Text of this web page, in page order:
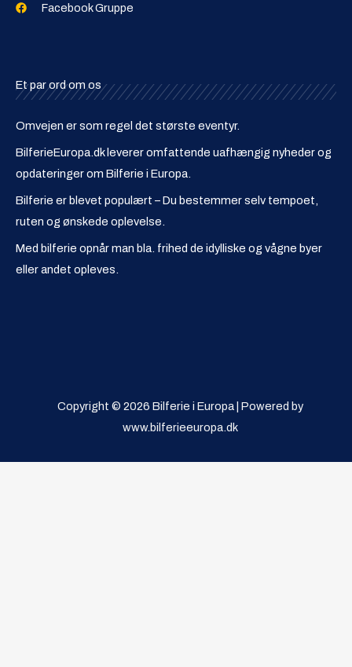
Facebook Gruppe
Et par ord om os
Omvejen er som regel det største eventyr.
BilferieEuropa.dk leverer omfattende uafhængig nyheder og
opdateringer om Bilferie i Europa.
Bilferie er blevet populært – Du bestemmer selv tempoet,
ruten og ønskede oplevelse.
Med bilferie opnår man bla. frihed de idylliske og vågne byer
eller andet opleves.
Copyright © 2026 Bilferie i Europa | Powered by
www.bilferieeuropa.dk